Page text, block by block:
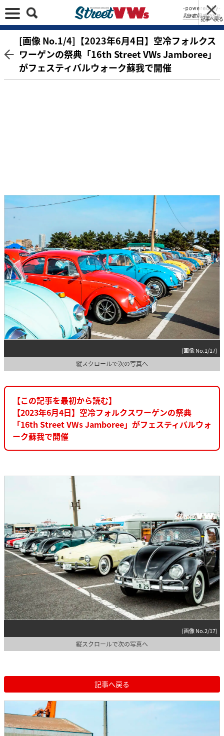
記事へ戻る
[画像 No.1/4]【2023年6月4日】空冷フォルクス
ワーゲンの祭典「16th Street VWs Jamboree」
がフェスティバルウォーク蘇我で開催
(画像 No.1/17)
縦スクロールで次の写真へ
【この記事を最初から読む】
【2023年6月4日】空冷フォルクスワーゲンの祭典
「16th Street VWs Jamboree」がフェスティバルウォ
ーク蘇我で開催
(画像 No.2/17)
縦スクロールで次の写真へ
記事へ戻る